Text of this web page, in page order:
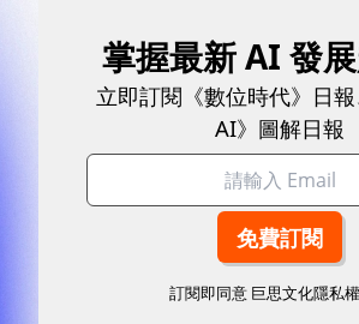
磅
廳，這家向來強調永續發展的公
房，供餐流程的每個環節，包括採
續發展目標。
就是因外觀瑕疵而賣相不佳的蔬
農產品採購進來，2018年採購量
掌握最新 AI 發展
立即訂閱《數位時代》日
AI》圖解日報
訂閱即同意 巨思文化隱私